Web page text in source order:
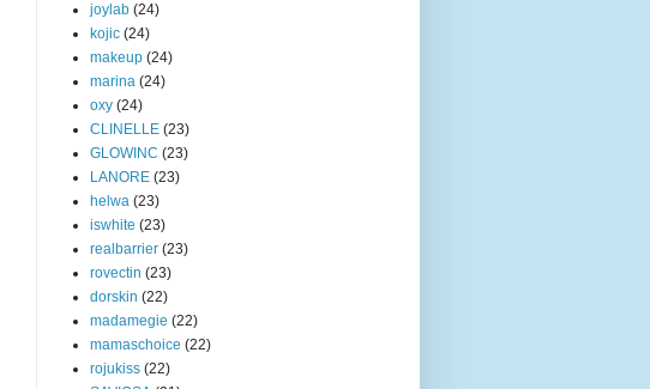
joylab (24)
kojic (24)
makeup (24)
marina (24)
oxy (24)
CLINELLE (23)
GLOWINC (23)
LANORE (23)
helwa (23)
iswhite (23)
realbarrier (23)
rovectin (23)
dorskin (22)
madamegie (22)
mamaschoice (22)
rojukiss (22)